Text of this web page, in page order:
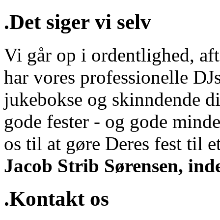
.Det siger vi selv
Vi går op i ordentlighed,
har vores professionelle
jukebokse og skinndende
gode fester - og gode
os til at gøre Deres fest til
Jacob Strib Sørensen,
.Kontakt os